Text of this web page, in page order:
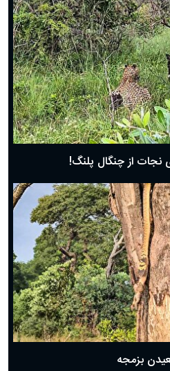
نجات از چنگال پلنگ!
بزمجه